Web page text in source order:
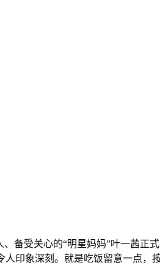
受关心的“明星妈妈”叶一茜正
印象深刻。就是吃饭留意一点，